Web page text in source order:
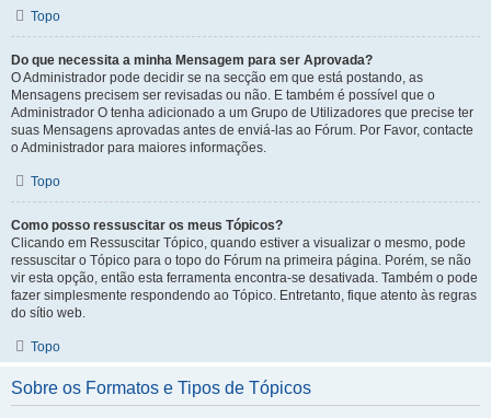
Topo
Do que necessita a minha Mensagem para ser Aprovada?
O Administrador pode decidir se na secção em que está postando, as
Mensagens precisem ser revisadas ou não. E também é possível que o
Administrador O tenha adicionado a um Grupo de Utilizadores que precise ter
suas Mensagens aprovadas antes de enviá-las ao Fórum. Por Favor, contacte
o Administrador para maiores informações.
Topo
Como posso ressuscitar os meus Tópicos?
Clicando em Ressuscitar Tópico, quando estiver a visualizar o mesmo, pode
ressuscitar o Tópico para o topo do Fórum na primeira página. Porém, se não
vir esta opção, então esta ferramenta encontra-se desativada. Também o pode
fazer simplesmente respondendo ao Tópico. Entretanto, fique atento às regras
do sítio web.
Topo
Sobre os Formatos e Tipos de Tópicos